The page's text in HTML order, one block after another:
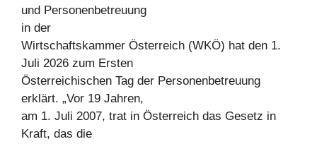
und Personenbetreuung
in der
Wirtschaftskammer Österreich (WKÖ) hat den 1.
Juli 2026 zum Ersten
Österreichischen Tag der Personenbetreuung
erklärt. „Vor 19 Jahren,
am 1. Juli 2007, trat in Österreich das Gesetz in
Kraft, das die